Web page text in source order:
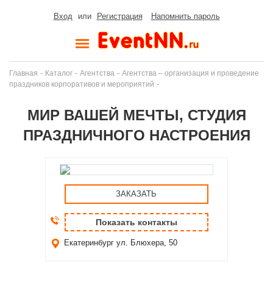
Вход или Регистрация Напомнить пароль
Главная - Каталог - Агентства - Агентства – организация и проведение
праздников корпоративов и мероприятий -
МИР ВАШЕЙ МЕЧТЫ, СТУДИЯ
ПРАЗДНИЧНОГО НАСТРОЕНИЯ
ЗАКАЗАТЬ
Показать контакты
Екатеринбург ул. Блюхера, 50